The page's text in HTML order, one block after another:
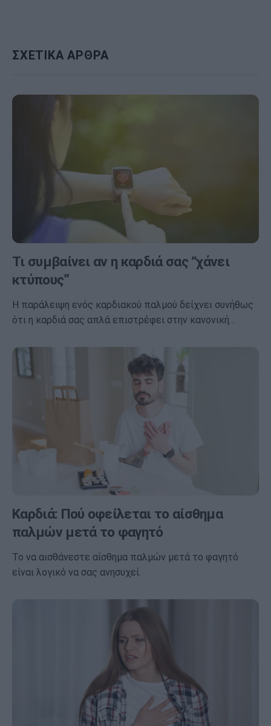
ΣΧΕΤΙΚΑ ΑΡΘΡΑ
Τι συμβαίνει αν η καρδιά σας “χάνει
κτύπους”
Η παράλειψη ενός καρδιακού παλμού δείχνει συνήθως
ότι η καρδιά σας απλά επιστρέφει στην κανονική…
Καρδιά: Πού οφείλεται το αίσθημα
παλμών μετά το φαγητό
Το να αισθάνεστε αίσθημα παλμών μετά το φαγητό
είναι λογικό να σας ανησυχεί.